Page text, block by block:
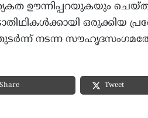
ഊന്നിപ്പറയുകയും
ഒരുക്കിയ
തുടർന്ന് നടന്ന
Share Tweet